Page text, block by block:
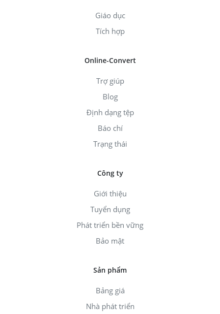
Giáo dục
Tích hợp
Online-Convert
Trợ giúp
Blog
Định dạng tệp
Báo chí
Trạng thái
Công ty
Giới thiệu
Tuyển dụng
Phát triển bền vững
Bảo mật
Sản phẩm
Bảng giá
Nhà phát triển